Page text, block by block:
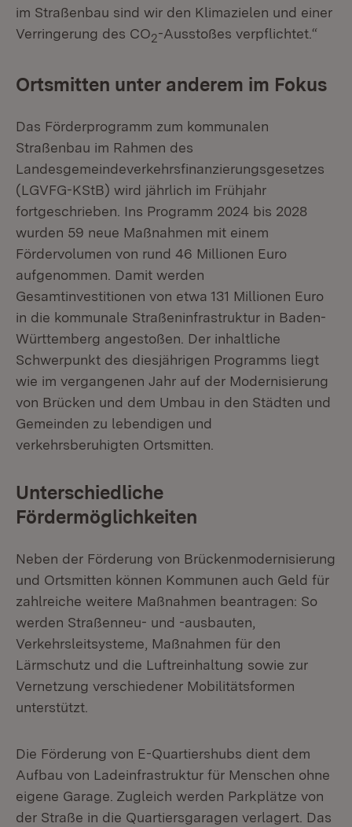
im Straßenbau sind wir den Klimazielen und einer
Verringerung des CO2-Ausstoßes verpflichtet.“
Ortsmitten unter anderem im Fokus
Das Förderprogramm zum kommunalen
Straßenbau im Rahmen des
Landesgemeindeverkehrsfinanzierungsgesetzes
(LGVFG-KStB) wird jährlich im Frühjahr
fortgeschrieben. Ins Programm 2024 bis 2028
wurden 59 neue Maßnahmen mit einem
Fördervolumen von rund 46 Millionen Euro
aufgenommen. Damit werden
Gesamtinvestitionen von etwa 131 Millionen Euro
in die kommunale Straßeninfrastruktur in Baden-
Württemberg angestoßen. Der inhaltliche
Schwerpunkt des diesjährigen Programms liegt
wie im vergangenen Jahr auf der Modernisierung
von Brücken und dem Umbau in den Städten und
Gemeinden zu lebendigen und
verkehrsberuhigten Ortsmitten.
Unterschiedliche
Fördermöglichkeiten
Neben der Förderung von Brückenmodernisierung
und Ortsmitten können Kommunen auch Geld für
zahlreiche weitere Maßnahmen beantragen: So
werden Straßenneu- und -ausbauten,
Verkehrsleitsysteme, Maßnahmen für den
Lärmschutz und die Luftreinhaltung sowie zur
Vernetzung verschiedener Mobilitätsformen
unterstützt.
Die Förderung von E-Quartiershubs dient dem
Aufbau von Ladeinfrastruktur für Menschen ohne
eigene Garage. Zugleich werden Parkplätze von
der Straße in die Quartiersgaragen verlagert. Das